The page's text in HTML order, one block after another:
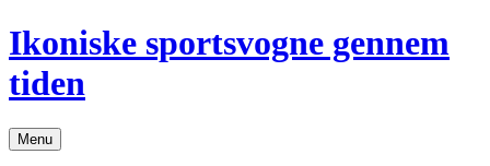
Hop
til
indhold
Ikoniske sportsvogne gennem
tiden
Menu